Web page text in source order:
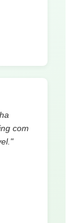
com